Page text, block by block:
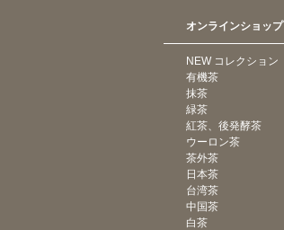
オンラインショップ
NEW コレクション
有機茶
抹茶
緑茶
紅茶、後発酵茶
ウーロン茶
茶外茶
日本茶
台湾茶
中国茶
白茶